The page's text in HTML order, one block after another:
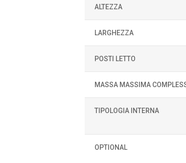
ALTEZZA
LARGHEZZA
POSTI LETTO
MASSA MASSIMA
TIPOLOGIA INTERNA
OPTIONAL